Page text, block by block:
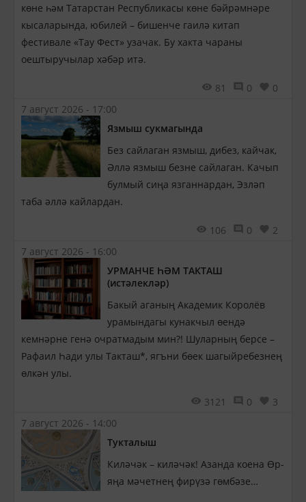
көне һәм Татарстан Республикасы көне бәйрәмнәре
кысаларында, юбилей – бишенче гаилә китап
фестивале «Тау Фест» узачак. Бу хакта чараны
оештыручылар хәбәр итә.
81 0
0
7 август 2026 - 17:00
Язмыш сукмагында
Без сайлаган язмыш, дибез, кайчак,
Әллә язмыш безне сайлаган. Качып
булмый сиңа язганнардан, Эзләп
таба әллә кайлардан.
106 0
2
7 август 2026 - 16:00
УРМАНЧЕ ҺӘМ ТАКТАШ
(истәлекләр)
Бакый аганың Академик Королёв
урамындагы кунакчыл өендә
кемнәрне генә очратмадым мин?! Шуларның берсе –
Рафаил Һади улы Такташ*, ягъни бөек шагыйребезнең
өлкән улы.
3121 0
3
7 август 2026 - 14:00
Тукталыш
Киләчәк – киләчәк! Азанда коена Өр-
яңа мәчетнең фирүзә гөмбәзе…